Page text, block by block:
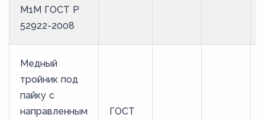
М1М ГОСТ Р
52922-2008
Медный
тройник под
пайку с
направленным
ГОСТ